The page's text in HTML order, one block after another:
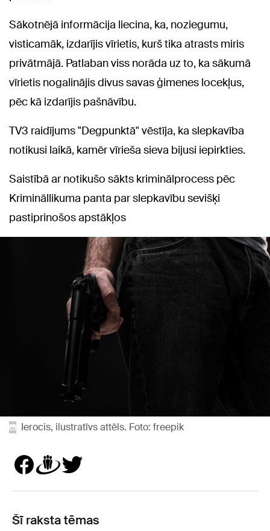
Sākotnējā informācija liecina, ka, noziegumu,
visticamāk, izdarījis vīrietis, kurš tika atrasts miris
privātmājā. Patlaban viss norāda uz to, ka sākumā
vīrietis nogalinājis divus savas ģimenes locekļus,
pēc kā izdarījis pašnāvību.
TV3 raidījums "Degpunktā" vēstīja, ka slepkavība
notikusi laikā, kamēr vīrieša sieva bijusi iepirkties.
Saistībā ar notikušo sākts kriminālprocess pēc
Krimināllikuma panta par slepkavību sevišķi
pastiprinošos apstākļos
Ierocis, ilustratīvs attēls. Foto: freepik
Šī raksta tēmas